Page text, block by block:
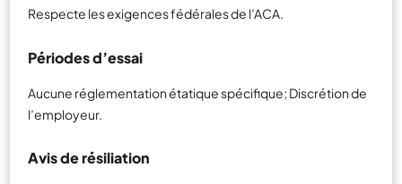
Respecte les exigences fédérales de l’ACA.
Périodes d’essai
Aucune réglementation étatique spécifique; Discrétion de
l’employeur.
Avis de résiliation